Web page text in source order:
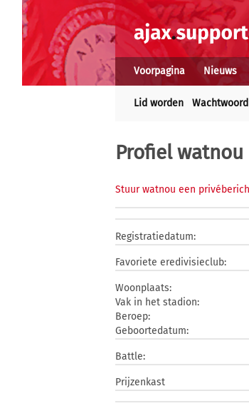
Voorpagina Nieuws
Lid worden Wachtwoord
Profiel watnou
Stuur watnou een
Registratiedatum:
Favoriete eredivisieclub:
Woonplaats:
Vak in het stadion:
Beroep:
Geboortedatum:
Battle:
Prijzenkast